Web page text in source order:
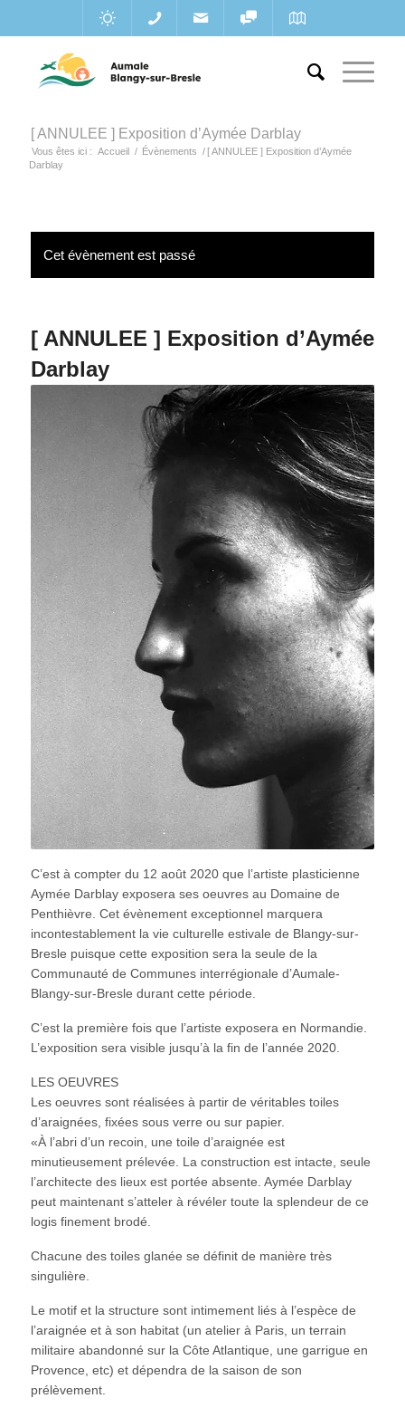
[ ANNULEE ] Exposition d’Aymée Darblay
Vous êtes ici : Accueil / Évènements / [ ANNULEE ] Exposition d’Aymée
Darblay
Cet évènement est passé
[ ANNULEE ] Exposition d’Aymée
Darblay
C’est à compter du 12 août 2020 que l’artiste plasticienne
Aymée Darblay exposera ses oeuvres au Domaine de
Penthièvre. Cet évènement exceptionnel marquera
incontestablement la vie culturelle estivale de Blangy-sur-
Bresle puisque cette exposition sera la seule de la
Communauté de Communes interrégionale d’Aumale-
Blangy-sur-Bresle durant cette période.
C’est la première fois que l’artiste exposera en Normandie.
L’exposition sera visible jusqu’à la fin de l’année 2020.
LES OEUVRES
Les oeuvres sont réalisées à partir de véritables toiles
d’araignées, fixées sous verre ou sur papier.
«À l’abri d’un recoin, une toile d’araignée est
minutieusement prélevée. La construction est intacte, seule
l’architecte des lieux est portée absente. Aymée Darblay
peut maintenant s’atteler à révéler toute la splendeur de ce
logis finement brodé.
Chacune des toiles glanée se définit de manière très
singulière.
Le motif et la structure sont intimement liés à l’espèce de
l’araignée et à son habitat (un atelier à Paris, un terrain
militaire abandonné sur la Côte Atlantique, une garrigue en
Provence, etc) et dépendra de la saison de son
prélèvement.